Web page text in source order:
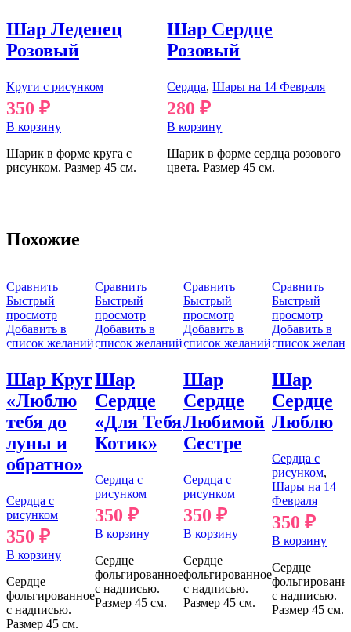
Шар Леденец
Розовый
Круги с рисунком
350 ₽
В корзину
Шарик в форме круга с
рисунком. Размер 45 см.
Шар Сердце
Розовый
Сердца, Шары на 14 Февраля
280₽
В корзину
Шарик в форме сердца розового
цвета. Размер 45 см.
Похожие
Сравнить
Быстрый
просмотр
Добавить в
список желаний
Шар Круг
«Люблю
тебя до
луны и
обратно»
Сердца с
рисунком
350 ₽
В корзину
Сердце
фольгированное
с надписью.
Размер 45 см.
Сравнить
Быстрый
просмотр
Добавить в
список желаний
Шар
Сердце
«Для Тебя
Котик»
Сердца с
рисунком
350 ₽
В корзину
Сердце
фольгированное
с надписью.
Размер 45 см.
Сравнить
Быстрый
просмотр
Добавить в
список желаний
Шар
Сердце
Любимой
Сестре
Сердца с
рисунком
350 ₽
В корзину
Сердце
фольгированное
с надписью.
Размер 45 см.
Сравнить
Быстрый
просмотр
Добавить в
список
Шар
Сердце
Люблю
Сердца с
рисунком,
Шары на 14
Февраля
350 ₽
В корзину
Сердце
с надписью.
Размер 45 см.